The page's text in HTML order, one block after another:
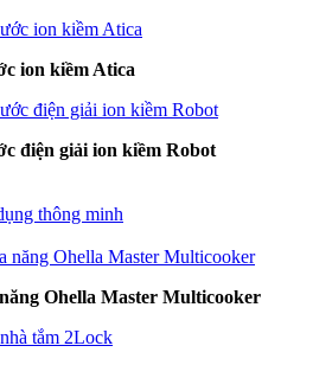
ion kiềm Atica
điện giải ion kiềm Robot
thông minh
Ohella Master Multicooker